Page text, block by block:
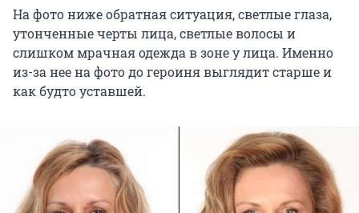
На фото ниже обратная ситуация, светлые глаза,
утонченные черты лица, светлые волосы и
слишком мрачная одежда в зоне у лица. Именно
из-за нее на фото до героиня выглядит старше и
как будто уставшей.